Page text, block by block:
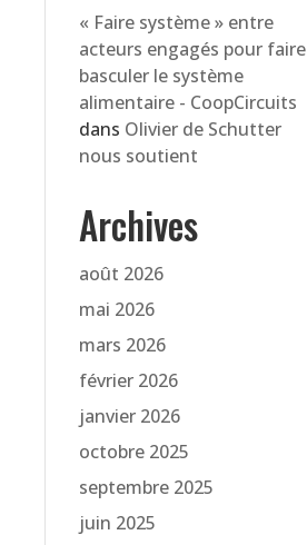
« Faire système » entre
acteurs engagés pour faire
basculer le système
alimentaire - CoopCircuits
dans Olivier de Schutter
nous soutient
Archives
août 2026
mai 2026
mars 2026
février 2026
janvier 2026
octobre 2025
septembre 2025
juin 2025